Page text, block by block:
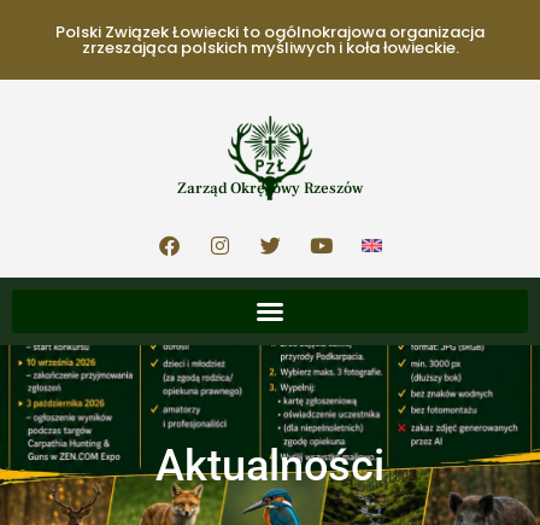
Polski Związek Łowiecki to ogólnokrajowa organizacja
zrzeszająca polskich myśliwych i koła łowieckie.
Zarząd Okręgowy Rzeszów
Aktualności